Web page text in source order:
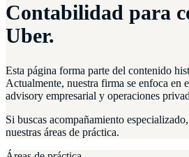
Contabilidad para
Uber.
Esta página forma parte del contenido
Actualmente, nuestra firma se enfoca en
advisory empresarial y operaciones
Si buscas acompañamiento
nuestras áreas de práctica.